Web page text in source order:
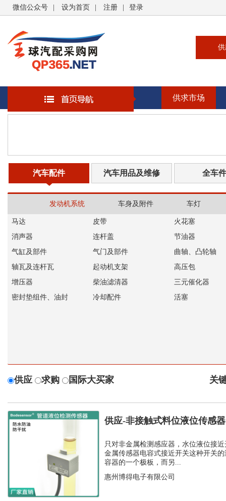
微信公众号 设为首页 注册 登录
供求市场
汽车配件 汽车用品及维修 全车件
发动机系统 车身及附件 车灯
马达 皮带
火花塞
消声器
连杆盖
节油器
气缸及部件
气门及部件
曲轴、凸轮轴
轴瓦及连杆瓦
起动机支架
高压包
增压器
柴油滤清器
三元催化器
密封垫组件、油封
冷却配件 活塞
供应 求购 国际大买家 关
供应-非接触式料位液位传感
开关
只对非金属检测感应器，水位液位接
金属传感器电容式接近开关这种开关
容器的一个极板，而另...
惠州博得电子有限公司